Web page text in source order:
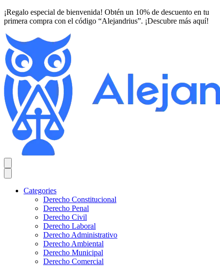
¡Regalo especial de bienvenida! Obtén un 10% de descuento en tu
primera compra con el código “Alejandrius”. ¡Descubre más aquí!
Categories
Derecho Constitucional
Derecho Penal
Derecho Civil
Derecho Laboral
Derecho Administrativo
Derecho Ambiental
Derecho Municipal
Derecho Comercial